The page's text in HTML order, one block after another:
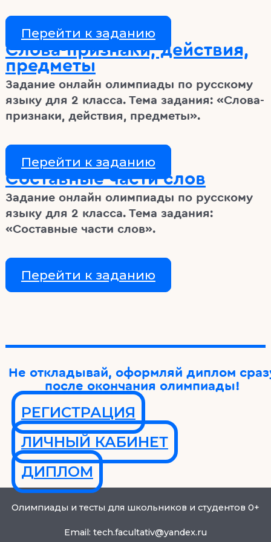
Перейти к заданию
Слова-признаки, действия,
предметы
Задание онлайн олимпиады по русскому
языку для 2 класса. Тема задания: «Слова-
признаки, действия, предметы».
Перейти к заданию
Составные части слов
Задание онлайн олимпиады по русскому
языку для 2 класса. Тема задания:
«Составные части слов».
Перейти к заданию
Не откладывай, оформляй диплом
после окончания олимпиады!
РЕГИСТРАЦИЯ
ЛИЧНЫЙ КАБИНЕТ
ДИПЛОМ
Олимпиады и тесты для школьников и студентов 0+
Email: tech.facultativ@yandex.ru